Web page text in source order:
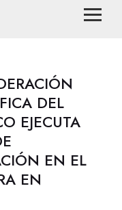
DEL
EJECUTA
EN EL
EN